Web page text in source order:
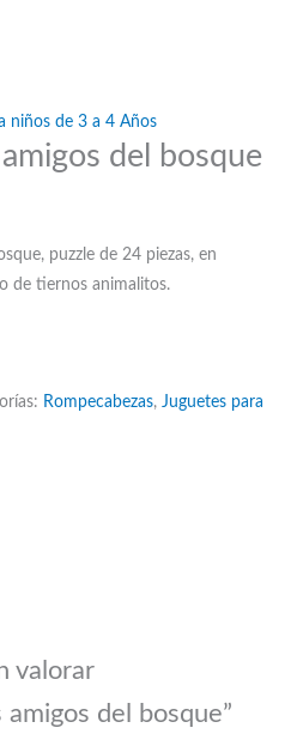
niños de 3 a 4 Años
del bosque
puzzle de 24 piezas, en
de tiernos animalitos.
Rompecabezas,Juguetes para
valorar
amigos del bosque”